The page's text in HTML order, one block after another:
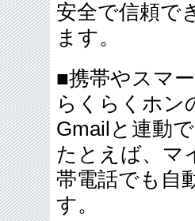
安全で信頼で
ます。
■携帯やスマ
らくらくホン
Gmailと連動
たとえば、マ
帯電話でも自
す。